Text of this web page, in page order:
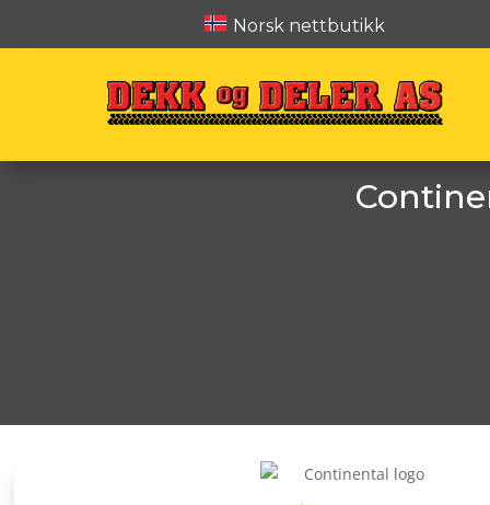
Norsk nettbutikk